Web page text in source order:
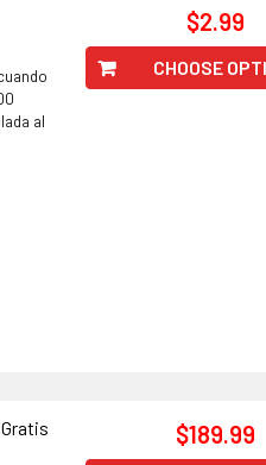
al
$2.99
CHOOSE
$189.99